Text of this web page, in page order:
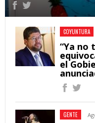
COYUNTURA
“Ya no
el
GENTE